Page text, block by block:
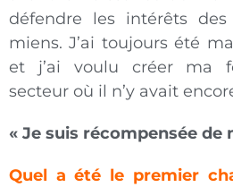
défendre les intérêts
miens. J’ai toujours été
et j’ai voulu créer ma
secteur où il n’y avait
« Je suis récompensée de
Quel a été le premier